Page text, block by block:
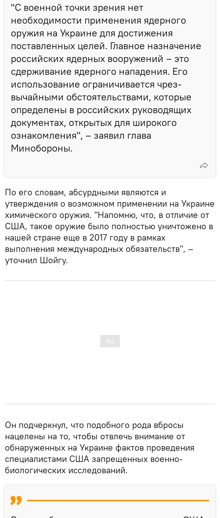
"С военной точки зрения нет
необходимости при­менения ядерного
оружия на Украине для достижения
поставленных целей. Главное назначение
россий­ских ядерных вооружений – это
сдерживание ядерно­го нападения. Его
использование ограничивается чрез­
вычайными обстоятельствами, которые
определены в российских руководящих
документах, открытых для широкого
ознакомления", – заявил глава
Минобороны.
По его словам, абсурдными являются и
утверждения о возможном применении на Украине
химического оружия. "Напомню, что, в отличие от
США, такое оружие было полностью уничтожено в
нашей стране еще в 2017 году в рамках
выполнения международных обяза­тельств", –
уточнил Шойгу.
Он подчеркнул, что подобного рода вбросы
нацелены на то, чтобы отвлечь внимание от
обнаруженных на Украине фактов проведения
специалистами США запрещенных военно-
биологических исследований.